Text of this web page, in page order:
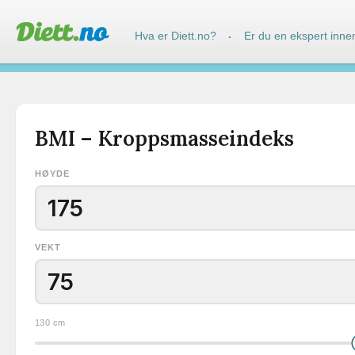
Hva er Diett.no? · Er du en ekspert
BMI – Kroppsmasseindeks
HØYDE
VEKT
130 cm